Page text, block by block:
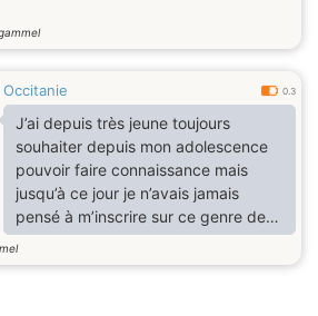
Occitanie 0.3
J’ai depuis très jeune toujours
souhaiter depuis mon adolescence
pouvoir faire connaissance mais
jusqu’à ce jour je n’avais jamais
pensé à m’inscrire sur ce genre de
site de rencontre. Si cela porte ses
fruits je remercierai chatgpt pour